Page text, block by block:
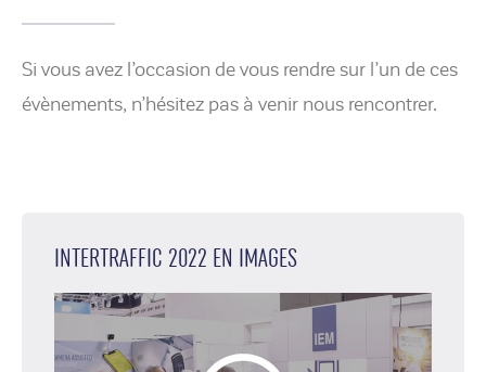
Si vous avez l’occasion de vous rendre sur l’un de ces
évènements, n’hésitez pas à venir nous rencontrer.
INTERTRAFFIC 2022 EN IMAGES